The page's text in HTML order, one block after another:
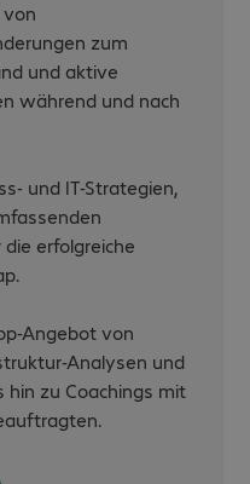
zum
und aktive
während und nach
und IT-Strategien,
erfolgreiche
Angebot von
Analysen und
hin zu Coachings mit